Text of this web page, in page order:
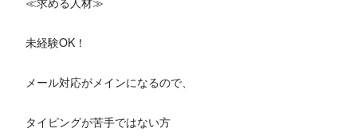
未経験OK！
メール対応がメインになるので、
タイピングが苦手ではない方